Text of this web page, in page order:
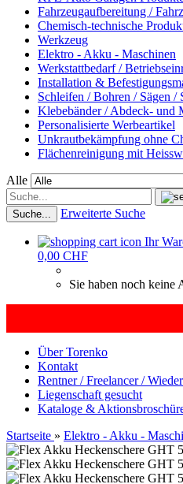
Fahrzeugaufbereitung /
Chemisch-technische
Werkzeug
Elektro - Akku - Maschinen
Werkstattbedarf /
Installation &
Schleifen / Bohren / Sägen /
Klebebänder / Abdeck- und
Personalisierte Werbeartikel
Unkrautbekämpfung ohne
Flächenreinigung mit
Alle
Suche... Erweiterte Suche
Ihr
0,00 CHF
Sie haben noch keine
Über Torenko
Kontakt
Rentner / Freelancer /
Liegenschaft gesucht
Kataloge &
Startseite » Elektro - Akku -